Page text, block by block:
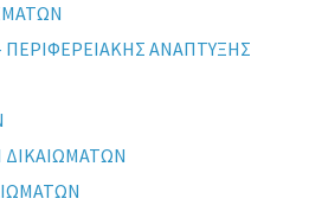
ΠΕΡΙΦΕΡΕΙΑΚΗΣ ΑΝΑΠΤΥΞΗΣ
ΔΙΚΑΙΩΜΑΤΩΝ